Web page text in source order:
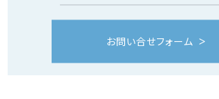
お問い合せフォーム